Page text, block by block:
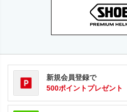
新規会員登録で
500ポイントプレゼント